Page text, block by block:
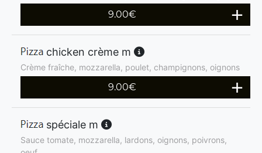
9.00€
chicken crème m
Crème fraîche, mozzarella, poulet, champignons, oignons
9.00€
spéciale m
Sauce tomate, mozzarella, lardons, oignons, poivrons,